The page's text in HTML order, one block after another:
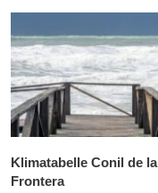
Klimatabelle Conil de la
Frontera